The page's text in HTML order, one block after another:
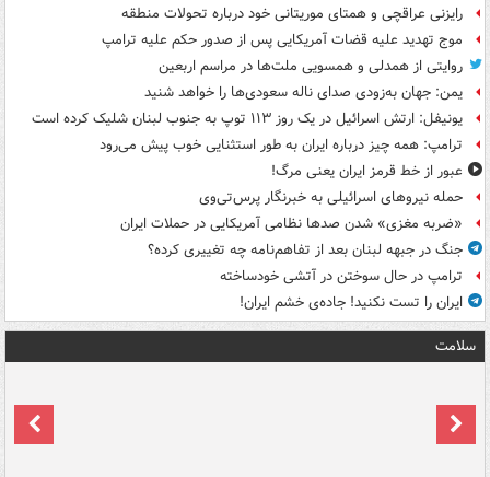
رایزنی عراقچی و همتای موریتانی خود درباره تحولات منطقه
موج تهدید علیه قضات آمریکایی پس از صدور حکم علیه ترامپ
روایتی از همدلی و همسویی ملت‌ها در مراسم اربعین
یمن: جهان به‌زودی صدای ناله سعودی‌ها را خواهد شنید
یونیفل: ارتش اسرائیل در یک روز ۱۱۳ توپ به جنوب لبنان شلیک کرده است
ترامپ: همه چیز درباره ایران به طور استثنایی خوب پیش می‌رود
عبور از خط قرمز ایران یعنی مرگ!
حمله نیروهای اسرائیلی به خبرنگار پرس‌تی‌وی
«ضربه مغزی» شدن صدها نظامی آمریکایی در حملات ایران
جنگ در جبهه لبنان بعد از تفاهم‌نامه چه تغییری کرده؟
ترامپ در حال سوختن در آتشی خودساخته
ایران را تست نکنید! جاده‌ی خشم ایران!
سلامت